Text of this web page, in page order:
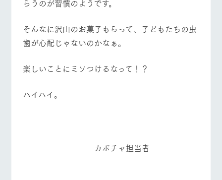
らうのが習慣のようです。
そんなに沢山のお菓子もらって、子どもたちの虫
歯が心配じゃないのかなぁ。
楽しいことにミソつけるなって！？
ハイハイ。
カボチャ担当者